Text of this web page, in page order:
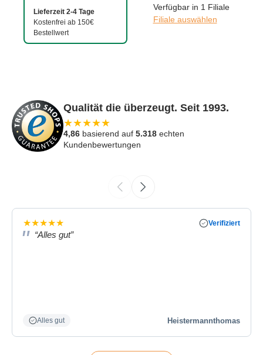
Lieferzeit 2-4 Tage
Kostenfrei ab 150€
Bestellwert
Verfügbar in 1 Filiale
Filiale auswählen
Qualität die überzeugt. Seit 1993.
★★★★★
4,86 basierend auf 5.318 echten
Kundenbewertungen
★★★★★ Verifiziert
“Alles gut”
Alles gut Heistermannthomas